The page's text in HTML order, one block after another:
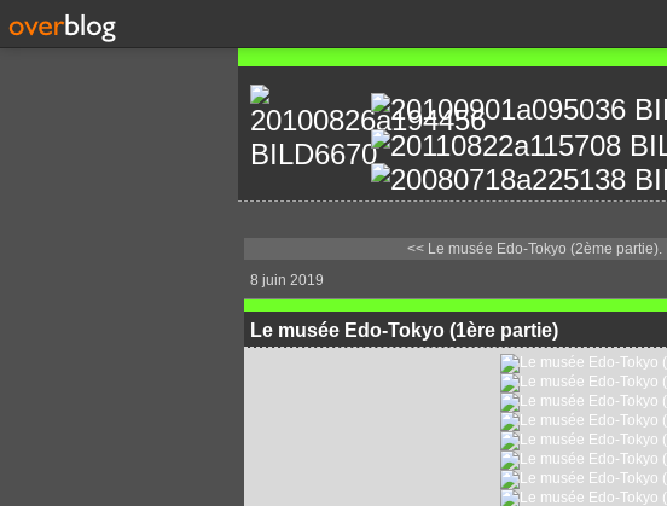
<< Le musée Edo-Tokyo (2ème partie).
8 juin 2019
Le musée Edo-Tokyo (1ère partie)